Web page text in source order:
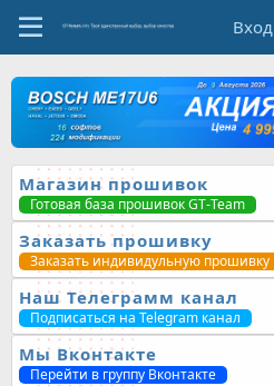
Вход
Магазин прошивок
Готовая база прошивок GT-Team
Заказать прошивку
Заказать индивидульную прошивку
Наш Телеграмм канал
Подписаться на Telegram канал
Мы Вконтакте
Перейти в группу Вконтакте